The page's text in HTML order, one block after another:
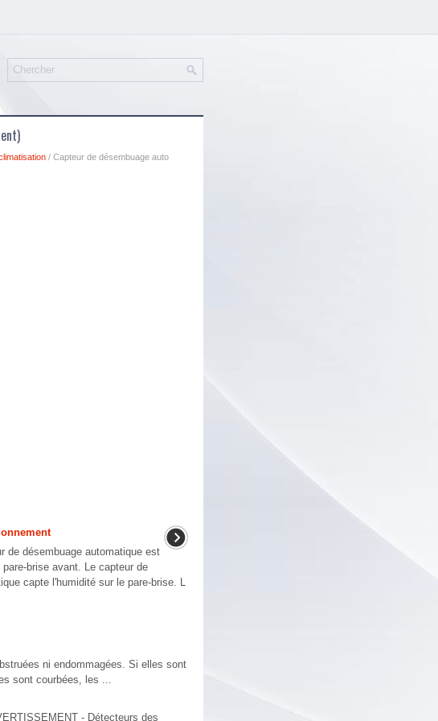
/ Capteur de désembuage auto
de désembuage automatique est
brise avant. Le capteur de
capte l'humidité sur le pare-brise. L
ni endommagées. Si elles sont
sont courbées, les ...
- Détecteurs des